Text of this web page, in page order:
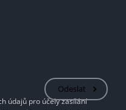
Odeslat
údajů pro účely zasílání